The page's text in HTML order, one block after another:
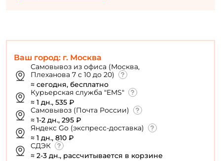
Ваш город: г. Москва
Самовывоз из офиса (Москва,
Плеханова 7 с 10 до 20)
≈ сегодня, бесплатно
Курьерская служба "EMS"
≈ 1 дн., 535 ₽
Самовывоз (Почта России)
≈ 1-2 дн., 295 ₽
Яндекс Go (экспресс-доставка)
≈ 1 дн., 810 ₽
СДЭК
≈ 2-3 дн., рассчитывается в корзине